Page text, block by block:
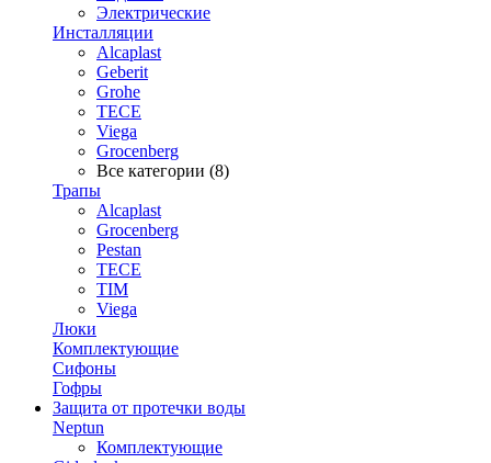
Электрические
Инсталляции
Alcaplast
Geberit
Grohe
TECE
Viega
Grocenberg
Все категории (8)
Трапы
Alcaplast
Grocenberg
Pestan
TECE
TIM
Viega
Люки
Комплектующие
Сифоны
Гофры
Защита от протечки воды
Neptun
Комплектующие